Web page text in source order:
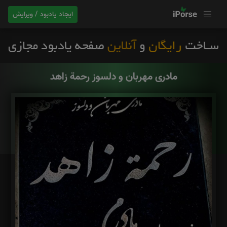
ایجاد یادبود / ویرایش
مادرى مهربان و دلسوز رحمة زاهد